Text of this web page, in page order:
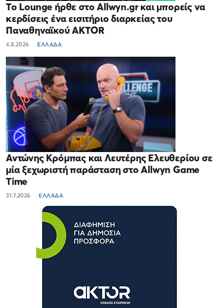
Το Lounge ήρθε στο Allwyn.gr και μπορείς να
κερδίσεις ένα εισιτήριο διαρκείας του
Παναθηναϊκού AKTOR
4.8.2026 ΕΛΛΑΔΑ
Αντώνης Κρόμπας και Λευτέρης Ελευθερίου σε
μία ξεχωριστή παράσταση στο Allwyn Game
Time
31.7.2026 ΕΛΛΑΔΑ